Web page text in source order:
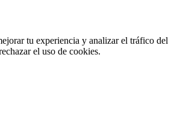
tu experiencia y analizar el tráfico del
el uso de cookies.